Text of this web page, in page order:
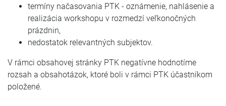
termíny načasovania PTK - oznámenie, nahlásenie a
realizácia workshopu v rozmedzí veľkonočných
prázdnin,
nedostatok relevantných subjektov.
V rámci obsahovej stránky PTK negatívne hodnotíme
rozsah a obsahotázok, ktoré boli v rámci PTK účastníkom
položené.